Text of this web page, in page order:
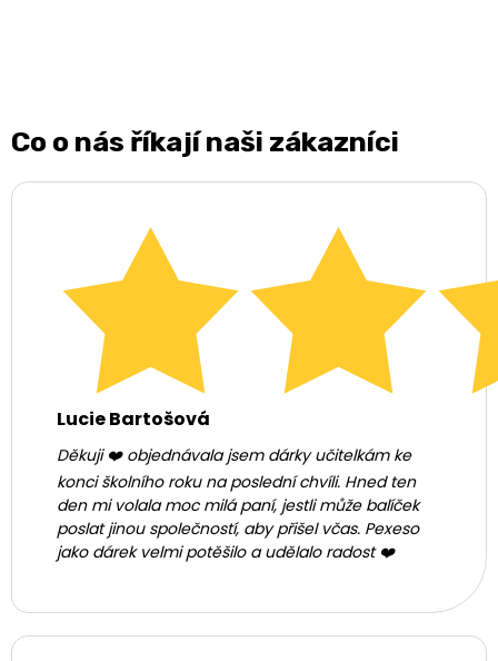
Co o nás říkají naši zákazníci
Lucie Bartošová
Děkuji ❤️ objednávala jsem dárky učitelkám ke
konci školního roku na poslední chvíli. Hned ten
den mi volala moc milá paní, jestli může balíček
poslat jinou společností, aby přišel včas. Pexeso
jako dárek velmi potěšilo a udělalo radost ❤️